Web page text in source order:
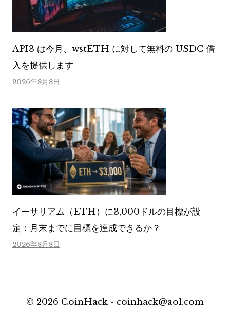
API3 は今月、wstETH に対して無料の USDC 借
入を提供します
2026年8月8日
イーサリアム（ETH）に3,000ドルの目標が設
定：月末までに目標を達成できるか？
2026年8月8日
© 2026 CoinHack - coinhack@aol.com